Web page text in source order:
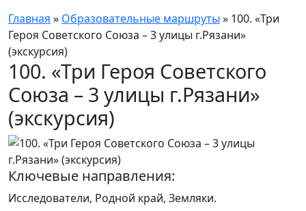
Главная » Образовательные маршруты » 100. «Три
Героя Советского Союза – 3 улицы г.Рязани»
(экскурсия)
100. «Три Героя Советского
Союза – 3 улицы г.Рязани»
(экскурсия)
Ключевые направления:
Исследователи, Родной край, Земляки.